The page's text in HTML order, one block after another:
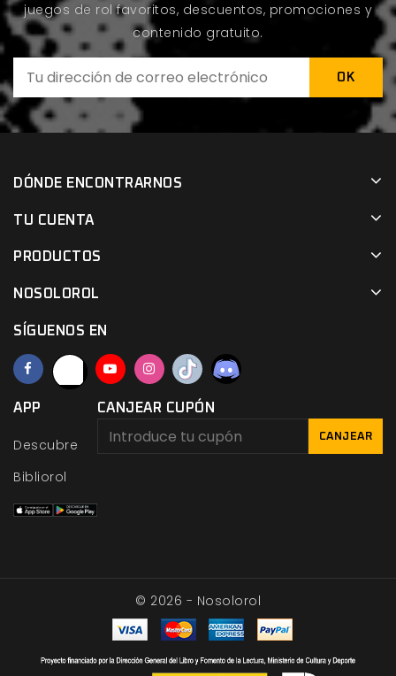
juegos de rol favoritos, descuentos, promociones y
contenido gratuito.
DÓNDE ENCONTRARNOS
TU CUENTA
PRODUCTOS
NOSOLOROL
SÍGUENOS EN
APP
Descubre
Bibliorol
CANJEAR CUPÓN
CANJEAR
© 2026 - Nosolorol